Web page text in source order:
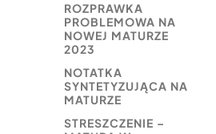
ROZPRAWKA
PROBLEMOWA NA
NOWEJ MATURZE
2023
NOTATKA
SYNTETYZUJĄCA NA
MATURZE
STRESZCZENIE –